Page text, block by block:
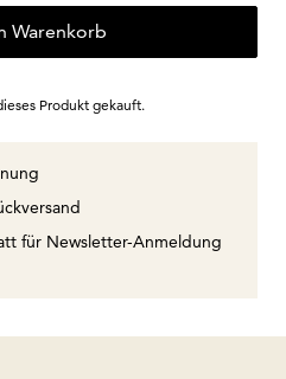
Warenkorb
Produkt gekauft.
für Newsletter-Anmeldung